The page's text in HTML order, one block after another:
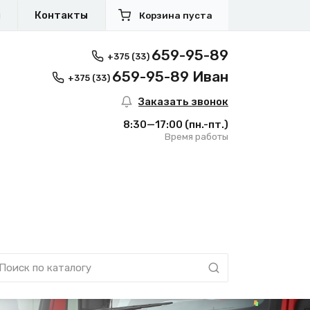
Контакты Корзина пуста
+375 (33) 659-95-89
+375 (33) 659-95-89 Иван
Заказать звонок
8:30—17:00 (пн.-пт.)
Время работы